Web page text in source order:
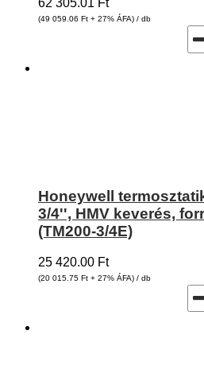
62 305.01 Ft
(49 059.06 Ft + 27% ÁFA) / db
Honeywell
3/4'', HMV keverés,
(TM200-3/4E)
25 420.00 Ft
(20 015.75 Ft + 27% ÁFA) / db